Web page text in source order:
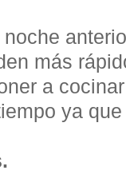
más
a
ya